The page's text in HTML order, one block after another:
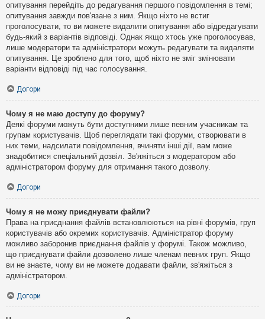
опитування перейдіть до редагування першого повідомлення в темі;
опитування завжди пов'язане з ним. Якщо ніхто не встиг
проголосувати, то ви можете видалити опитування або відредагувати
будь-який з варіантів відповіді. Однак якщо хтось уже проголосував,
лише модератори та адміністратори можуть редагувати та видаляти
опитування. Це зроблено для того, щоб ніхто не зміг змінювати
варіанти відповіді під час голосування.
Догори
Чому я не маю доступу до форуму?
Деякі форуми можуть бути доступними лише певним учасникам та
групам користувачів. Щоб переглядати такі форуми, створювати в
них теми, надсилати повідомлення, вчиняти інші дії, вам може
знадобитися спеціальний дозвіл. Зв'яжіться з модератором або
адміністратором форуму для отримання такого дозволу.
Догори
Чому я не можу приєднувати файли?
Права на приєднання файлів встановлюються на рівні форумів, груп
користувачів або окремих користувачів. Адміністратор форуму
можливо заборонив приєднання файлів у форумі. Також можливо,
що приєднувати файли дозволено лише членам певних груп. Якщо
ви не знаєте, чому ви не можете додавати файли, зв'яжіться з
адміністратором.
Догори